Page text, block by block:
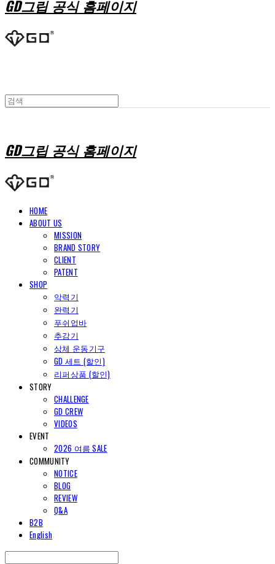
GD그립 공식 홈페이지
GD그립 공식 홈페이지
HOME
ABOUT US
MISSION
BRAND STORY
CLIENT
PATENT
SHOP
악력기
완력기
푸쉬업바
추감기
상체 운동기구
GD 세트 (할인)
리퍼상품 (할인)
STORY
CHALLENGE
GD CREW
VIDEOS
EVENT
2026 여름 SALE
COMMUNITY
NOTICE
BLOG
REVIEW
Q&A
B2B
English